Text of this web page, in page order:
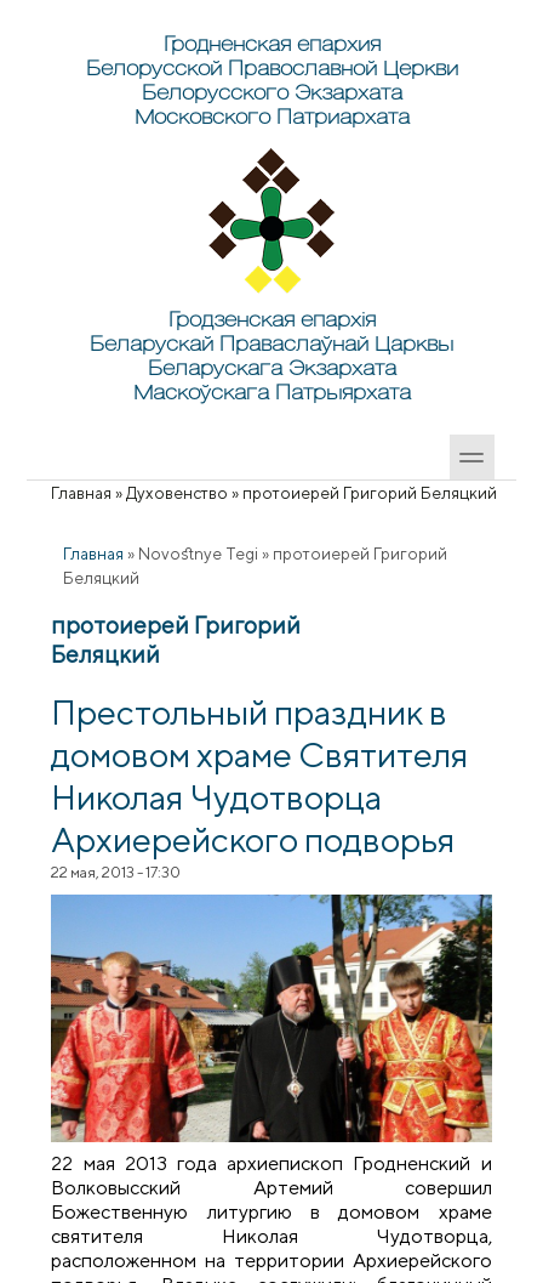
Гродненская епархия
Белорусской Православной Церкви
Белорусского Экзархата
Московского Патриархата
Гродзенская епархія
Беларускай Праваслаўнай Царквы
Беларускага Экзархата
Маскоўскага Патрыярхата
Вы здесь
Главная »Духовенство » протоиерей Григорий Беляцкий
Главная » Novostnye Tegi » протоиерей Григорий
Беляцкий
протоиерей Григорий
Беляцкий
Престольный праздник в
домовом храме Святителя
Николая Чудотворца
Архиерейского подворья
22 мая, 2013 - 17:30
22 мая 2013 года архиепископ Гродненский и
Волковысский Артемий совершил
Божественную литургию в домовом храме
святителя Николая Чудотворца,
расположенном на территории Архиерейского